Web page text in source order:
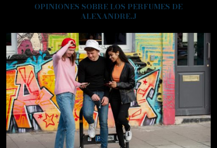
OPINIONES SOBRE LOS PERFUMES DE
ALEXANDRE.J